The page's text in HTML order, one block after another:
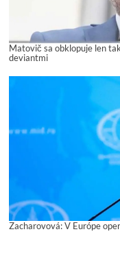
Matovič sa obklopuje len
deviantmi
Zacharovová: V Európe